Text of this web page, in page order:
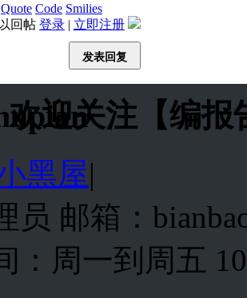
Quote Code Smilies
回帖 登录 | 立即注册
发表回复
欢迎关注【编报
黑屋|
员 邮箱：
：周一到周五